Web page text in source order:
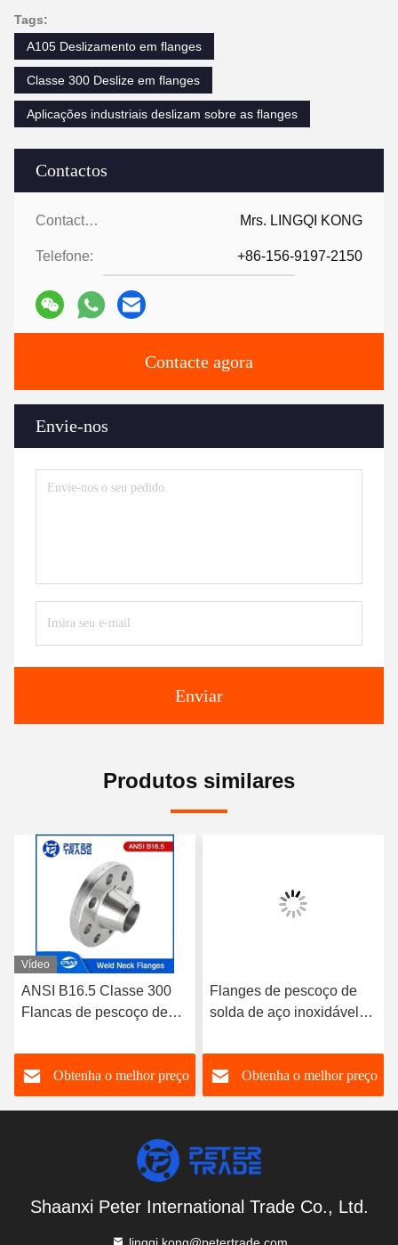
Contactos
Contactos: Mrs. LINGQI KONG
Telefone: +86-156-9197-2150
Contacte agora
Envie-nos
Enviar
Tags:
A105 Deslizamento em flanges
Classe 300 Deslize em flanges
Aplicações industriais deslizam sobre as flanges
Produtos similares
Vídeo
ANSI B16.5 Classe 300
Flancas de pescoço de
A182 304/316L WNRF
Face elevada e face plana
Obtenha o melhor preço
Flanges de pescoço de
solda de aço inoxidável
Face elevada e face plana
ANSI B16.5 Classe 150
Obtenha o melhor preço
Shaanxi Peter International Trade Co., Ltd.
lingqi.kong@petertrade.com